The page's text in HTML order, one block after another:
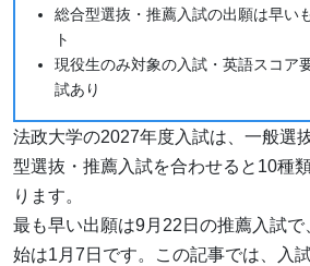
総合型選抜・推薦入試の出願は早い
ト
現役生のみ対象の入試・英語スコア
試あり
法政大学の2027年度入試は、一般選
型選抜・推薦入試を合わせると10種
ります。
最も早い出願は9月22日の推薦入試で
始は1月7日です。この記事では、入